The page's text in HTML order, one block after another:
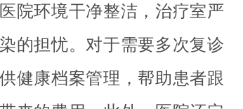
院环境干净整洁，治疗室严
的担忧。对于需要多次复诊
健康档案管理，帮助患者跟